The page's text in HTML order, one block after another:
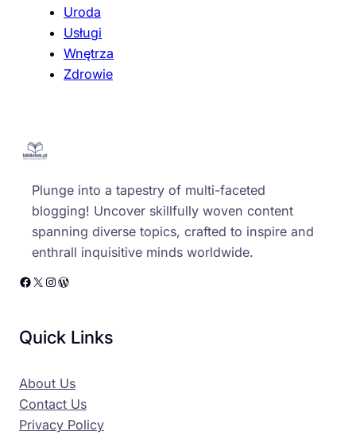
Uroda
Usługi
Wnętrza
Zdrowie
Plunge into a tapestry of multi-faceted
blogging! Uncover skillfully woven content
spanning diverse topics, crafted to inspire and
enthrall inquisitive minds worldwide.
Facebook X Instagram WordPress
Quick Links
About Us
Contact Us
Privacy Policy